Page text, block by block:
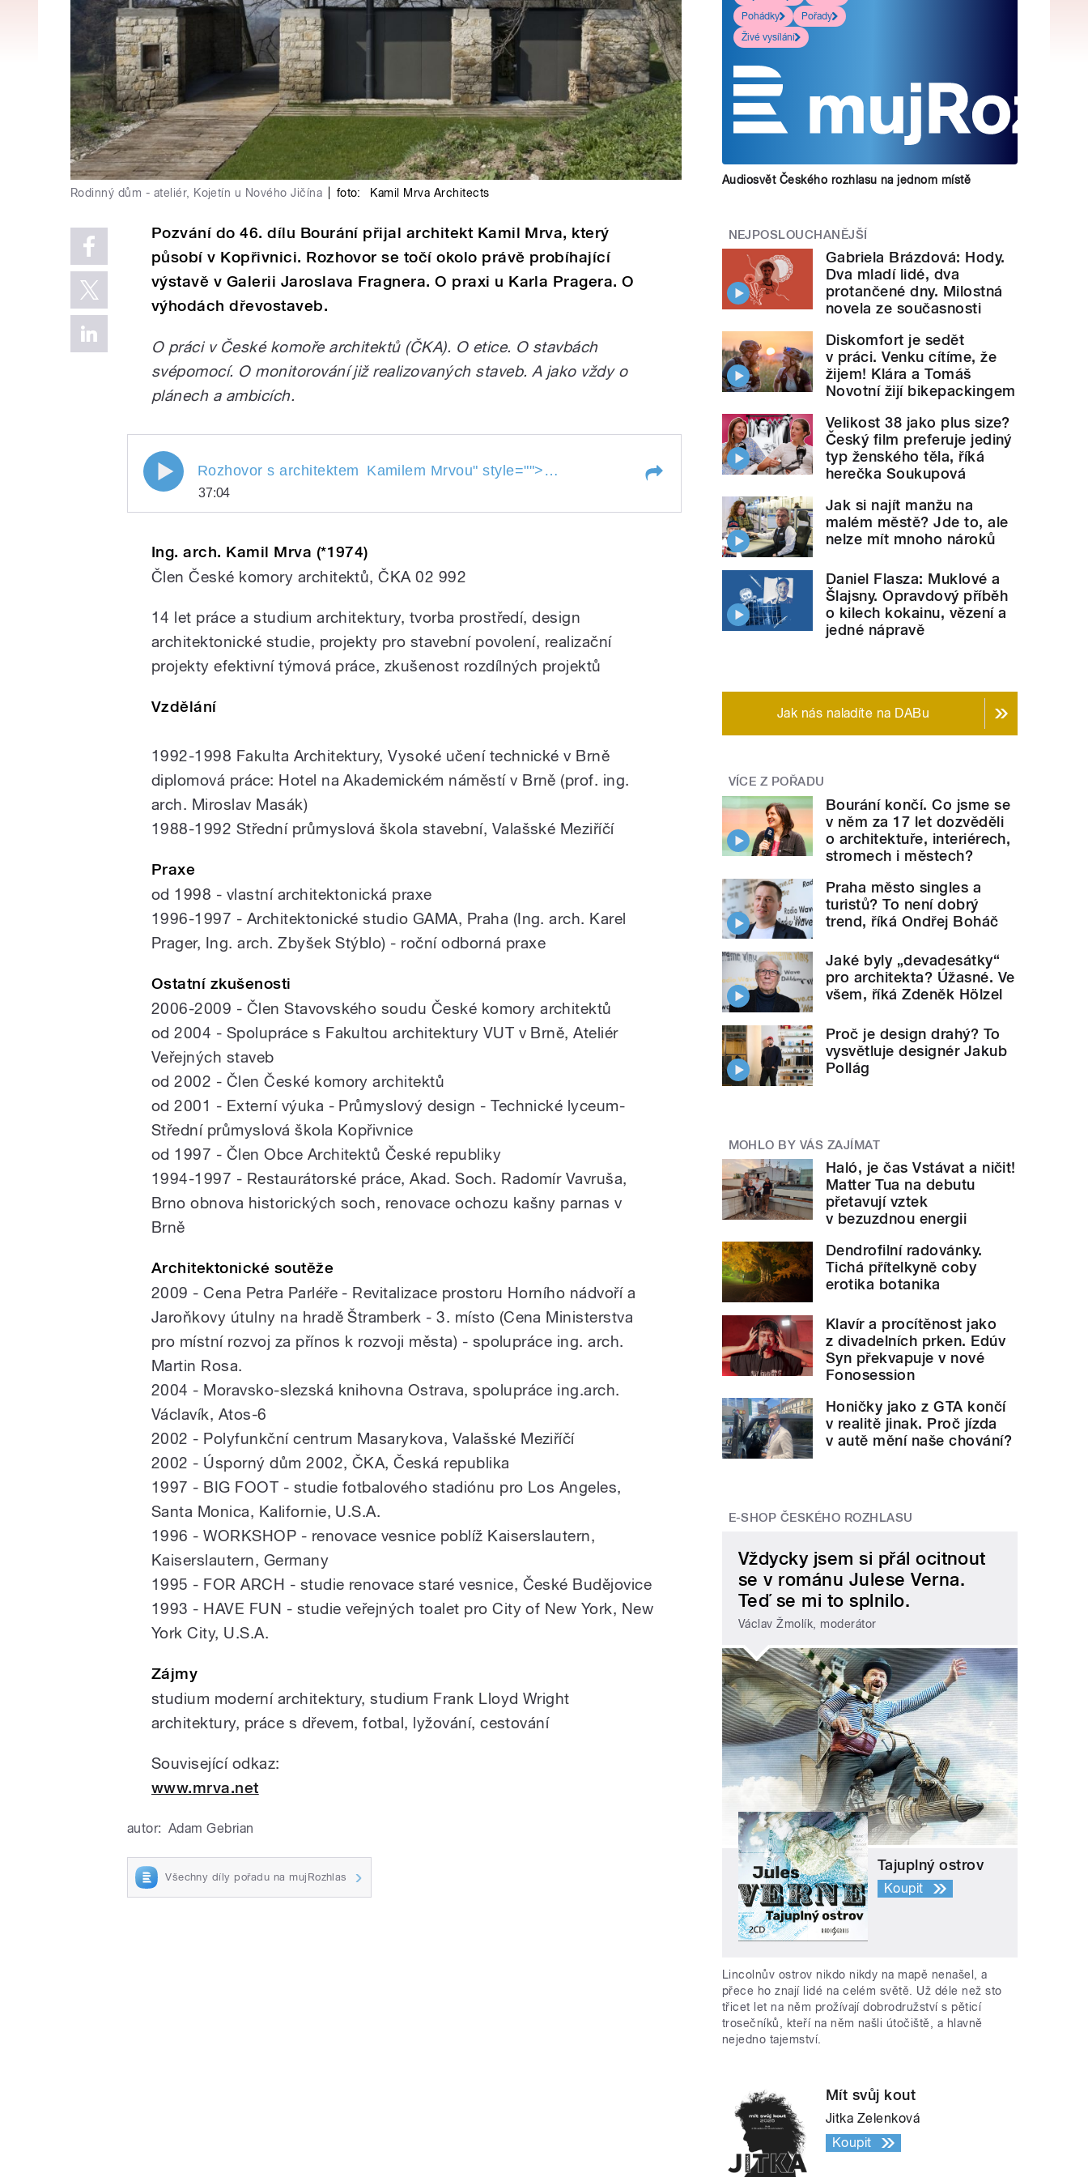
Rodinný dům - ateliér, Kojetín u Nového Jičína foto: Kamil Mrva Architects
Pozvání do 46. dílu Bourání přijal architekt Kamil Mrva, který
působí v Kopřivnici. Rozhovor se točí okolo právě probíhající
výstavě v Galerii Jaroslava Fragnera. O praxi u Karla Pragera. O
výhodách dřevostaveb.
O práci v České komoře architektů (ČKA). O etice. O stavbách
svépomocí. O monitorování již realizovaných staveb. A jako vždy o
plánech a ambicích.
Rozhovor s architektem Kamilem Mrvou
Rozhovor s architektem Kamilem Mrvou" style=""> Rozhovor s architektem Kamilem Mrvou" style="">Rozhovor s architektem
37:04
Ing. arch. Kamil Mrva (*1974)
Člen České komory architektů, ČKA 02 992
14 let práce a studium architektury, tvorba prostředí, design
architektonické studie, projekty pro stavební povolení, realizační
projekty efektivní týmová práce, zkušenost rozdílných projektů
Vzdělání
1992-1998 Fakulta Architektury, Vysoké učení technické v Brně
diplomová práce: Hotel na Akademickém náměstí v Brně (prof. ing.
arch. Miroslav Masák)
1988-1992 Střední průmyslová škola stavební, Valašské Meziříčí
Praxe
od 1998 - vlastní architektonická praxe
1996-1997 - Architektonické studio GAMA, Praha (Ing. arch. Karel
Prager, Ing. arch. Zbyšek Stýblo) - roční odborná praxe
Ostatní zkušenosti
2006-2009 - Člen Stavovského soudu České komory architektů
od 2004 - Spolupráce s Fakultou architektury VUT v Brně, Ateliér
Veřejných staveb
od 2002 - Člen České komory architektů
od 2001 - Externí výuka - Průmyslový design - Technické lyceum-
Střední průmyslová škola Kopřivnice
od 1997 - Člen Obce Architektů České republiky
1994-1997 - Restaurátorské práce, Akad. Soch. Radomír Vavruša,
Brno obnova historických soch, renovace ochozu kašny parnas v
Brně
Architektonické soutěže
2009 - Cena Petra Parléře - Revitalizace prostoru Horního nádvoří a
Jaroňkovy útulny na hradě Štramberk - 3. místo (Cena Ministerstva
pro místní rozvoj za přínos k rozvoji města) - spolupráce ing. arch.
Martin Rosa.
2004 - Moravsko-slezská knihovna Ostrava, spolupráce ing.arch.
Václavík, Atos-6
2002 - Polyfunkční centrum Masarykova, Valašské Meziříčí
2002 - Úsporný dům 2002, ČKA, Česká republika
1997 - BIG FOOT - studie fotbalového stadiónu pro Los Angeles,
Santa Monica, Kalifornie, U.S.A.
1996 - WORKSHOP - renovace vesnice poblíž Kaiserslautern,
Kaiserslautern, Germany
1995 - FOR ARCH - studie renovace staré vesnice, České Budějovice
1993 - HAVE FUN - studie veřejných toalet pro City of New York, New
York City, U.S.A.
Zájmy
studium moderní architektury, studium Frank Lloyd Wright
architektury, práce s dřevem, fotbal, lyžování, cestování
Související odkaz:
www.mrva.net
autor: Adam Gebrian
Všechny díly pořadu na mujRozhlas
Pohádky
Pořady
Živé vysílání
Audiosvět Českého rozhlasu na jednom místě
NEJPOSLOUCHANĚJŠÍ
Gabriela Brázdová: Hody.
Dva mladí lidé, dva
protančené dny. Milostná
novela ze současnosti
Diskomfort je sedět
v práci. Venku cítíme, že
žijem! Klára a Tomáš
Novotní žijí bikepackingem
Velikost 38 jako plus size?
Český film preferuje jediný
typ ženského těla, říká
herečka Soukupová
Jak si najít manžu na
malém městě? Jde to, ale
nelze mít mnoho nároků
Daniel Flasza: Muklové a
Šlajsny. Opravdový příběh
o kilech kokainu, vězení a
jedné nápravě
Jak nás naladíte na DABu
VÍCE Z POŘADU
Bourání končí. Co jsme se
v něm za 17 let dozvěděli
o architektuře, interiérech,
stromech i městech?
Praha město singles a
turistů? To není dobrý
trend, říká Ondřej Boháč
Jaké byly „devadesátky“
pro architekta? Úžasné. Ve
všem, říká Zdeněk Hölzel
Proč je design drahý? To
vysvětluje designér Jakub
Pollág
MOHLO BY VÁS ZAJÍMAT
Haló, je čas Vstávat a ničit!
Matter Tua na debutu
přetavují vztek
v bezuzdnou energii
Dendrofilní radovánky.
Tichá přítelkyně coby
erotika botanika
Klavír a procítěnost jako
z divadelních prken. Edúv
Syn překvapuje v nové
Fonosession
Honičky jako z GTA končí
v realitě jinak. Proč jízda
v autě mění naše chování?
E-SHOP ČESKÉHO ROZHLASU
Vždycky jsem si přál ocitnout
se v románu Julese Verna.
Teď se mi to splnilo.
Václav Žmolík, moderátor
Tajuplný ostrov
Koupit
Lincolnův ostrov nikdo nikdy na mapě nenašel, a
přece ho znají lidé na celém světě. Už déle než sto
třicet let na něm prožívají dobrodružství s pěticí
trosečníků, kteří na něm našli útočiště, a hlavně
nejedno tajemství.
Mít svůj kout
Jitka Zelenková
Koupit